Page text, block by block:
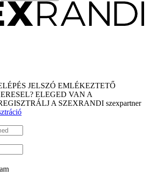
JELSZÓ EMLÉKEZTETŐ
ELEGED VAN A
A SZEXRANDI szexpartner